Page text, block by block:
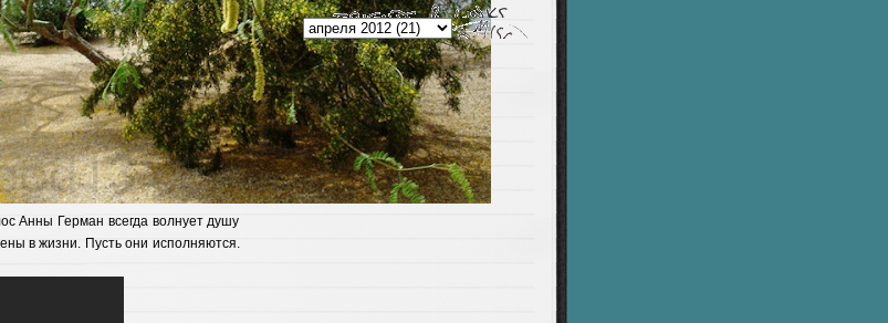
Анны Герман всегда волнует душу
в жизни. Пусть они исполняются.